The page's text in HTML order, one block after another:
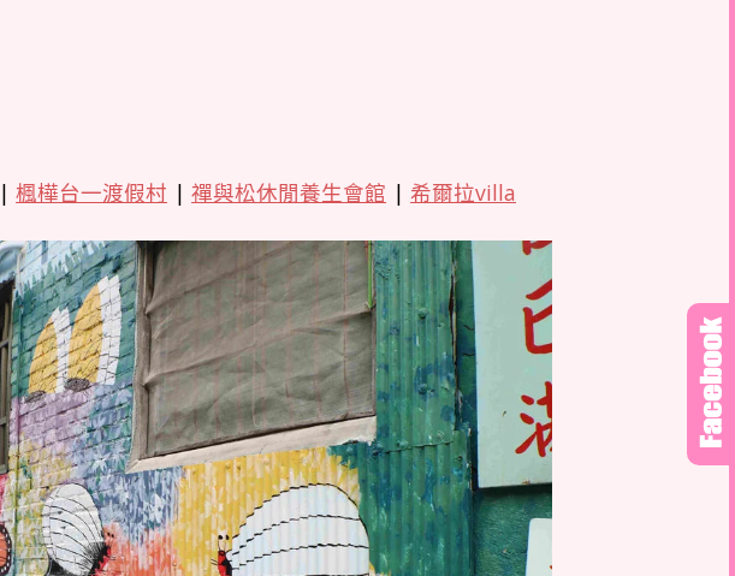
|楓樺台一渡假村 |禪與松休閒養生會館 |希爾拉villa